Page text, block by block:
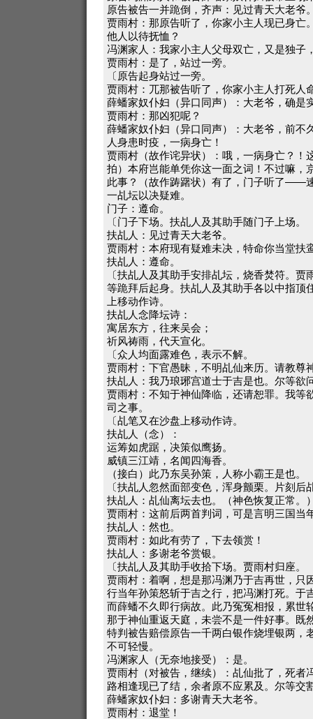
原告被告一并跪倒，齐声：见过青天大老爷
贾雨村：那原告听了，你家小主人现已身亡
他人以待抚恤？
冯渊家人：我家小主人父母双亡，又是独子
贾雨村：是了，站过一旁。
〔原告起身站过一旁。
贾雨村：兀那被告听了，你家小主人打死人
薛蟠家奴仆妇（异口同声）：大老爷，确是
贾雨村：那凶犯呢？
薛蟠家奴仆妇（异口同声）：大老爷，前不
人身患时疫，一病身亡！
贾雨村（故作诧异状）：哦，一病身亡？！
拍）本府岂能单凭你这一面之词！不过嘛，
此事？（故作踌躇状）有了，门子听了——
一乩坛以决疑难。
门子：遵命。
〔门子下场。扶乩人及其助手随门子上场。
扶乩人：见过青天大老爷。
贾雨村：本府现有疑难未决，特命你当堂扶
扶乩人：遵命。
〔扶乩人及其助手安排乩坛，烧香焚符。
等跪拜后起身。扶乩人及其助手各以中指顶
上移动作诗。
扶乩人念降坛诗：
寓居东方，往来吴会；
祈风祷雨，代天宣化。
〔众人均面露难色，表示不解。
贾雨村：下官愚昧，不明乩仙来历。请教尊
扶乩人：我乃琅琊宫道士于吉是也。尔等欲
贾雨村：不知于神仙降临，还请恕罪。我等
司之事。
〔乩笔又在沙盘上移动作诗。
扶乩人（念）：
运筹如虎踞，决策似鹰扬。
威镇三江靖，名闻四海香。
（接白）此乃东吴孙策，人称小霸王是也。
〔扶乩人忽然面部变色，浑身颤栗。片刻后
扶乩人：乩仙离坛去也。（神色恢复正常。
贾雨村：这前后两首判词，可是言明三国当
扶乩人：然也。
贾雨村：如此有劳了，下去领赏！
扶乩人：多谢老爷赏银。
〔扶乩人及其助手收拾下场。贾雨村归座。
贾雨村：着啊，想是那冯渊乃于吉再世，只
行当年孙策怒斩于吉之行，把冯渊打死。于
而薛蟠不久即行病故。此乃冤冤相报，累世
那于神仙重返天庭，未尝不是一件好事。既
特判被告赔偿原告一千两白银作烧埋银两，
不可轻慢。
冯渊家人（无奈地接受）：是。
贾雨村（对被告，继续）：乩仙批了，死者
路相逢现已了结，余者原不应累及。尔等交
薛蟠家奴仆妇：多谢青天大老爷。
贾雨村：退堂！